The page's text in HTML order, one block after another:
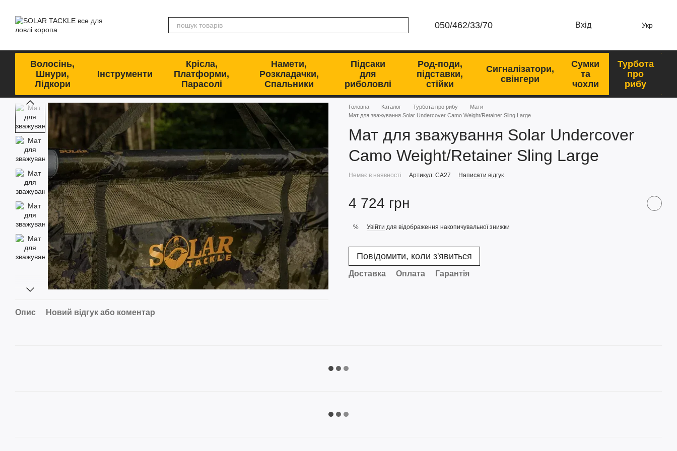
050/462/33/70 Вхід Укр
Волосінь,
Шнури,
Лідкори
Інструменти
Крісла,
Платформи,
Парасолі
Намети,
Розкладачки,
Спальники
Підсаки
для
риболовлі
Род-поди,
підставки,
стійки
Сигналізатори,
свінгери
Сумки
та
чохли
Турбота
про
рибу
Опис Новий відгук або коментар
Головна Каталог Турбота про рибу
Мати
Мат для зважування Solar Undercover Camo Weight/Retainer Sling Large
Мат для зважування Solar Undercover
Camo Weight/Retainer Sling Large
Немає в наявності Артикул: CA27 Написати відгук
4 724 грн
% Увійти для відображення накопичувальної знижки
Повідомити, коли з'явиться
Доставка Оплата Гарантія